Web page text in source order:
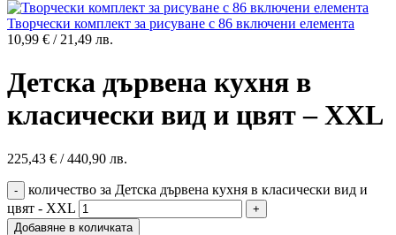
Творчески комплект за рисуване с 86 включени елемента
10,99 € / 21,49 лв.
Детска дървена кухня в
класически вид и цвят – XXL
225,43 € / 440,90 лв.
количество за Детска дървена кухня в класически вид и
цвят - XXL
Добавяне в количката